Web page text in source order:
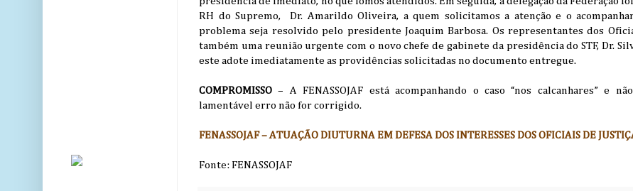
RH do Supremo, Dr. Amarildo Oliveira, a quem solicitamos a atenção e o
problema seja resolvido pelo presidente Joaquim Barbosa. Os representantes dos
também uma reunião urgente com o novo chefe de gabinete da presidência do STF, Dr.
este adote imediatamente as providências solicitadas no documento entregue.
COMPROMISSO – A FENASSOJAF está acompanhando o caso “nos calcanhares” e
lamentável erro não for corrigido.
FENASSOJAF – ATUAÇÃO DIUTURNA EM DEFESA DOS INTERESSES DOS OFICIAIS DE
Fonte: FENASSOJAF